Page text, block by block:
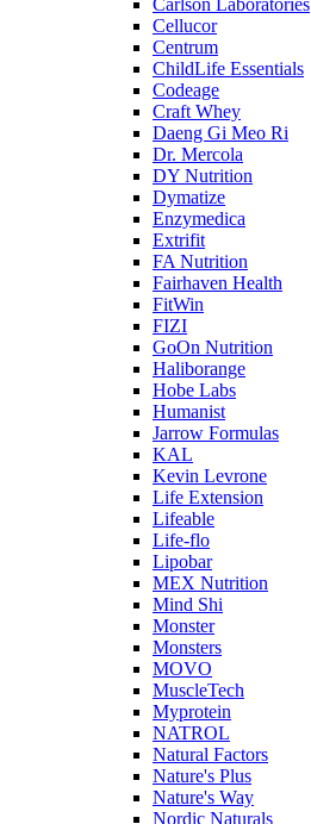
Cellucor
Centrum
ChildLife Essentials
Codeage
Craft Whey
Daeng Gi Meo Ri
Dr. Mercola
DY Nutrition
Dymatize
Enzymedica
Extrifit
FA Nutrition
Fairhaven Health
FitWin
FIZI
GoOn Nutrition
Haliborange
Hobe Labs
Humanist
Jarrow Formulas
KAL
Kevin Levrone
Life Extension
Lifeable
Life-flo
Lipobar
MEX Nutrition
Mind Shi
Monster
Monsters
MOVO
MuscleTech
Myprotein
NATROL
Natural Factors
Nature's Plus
Nature's Way
Nordic Naturals